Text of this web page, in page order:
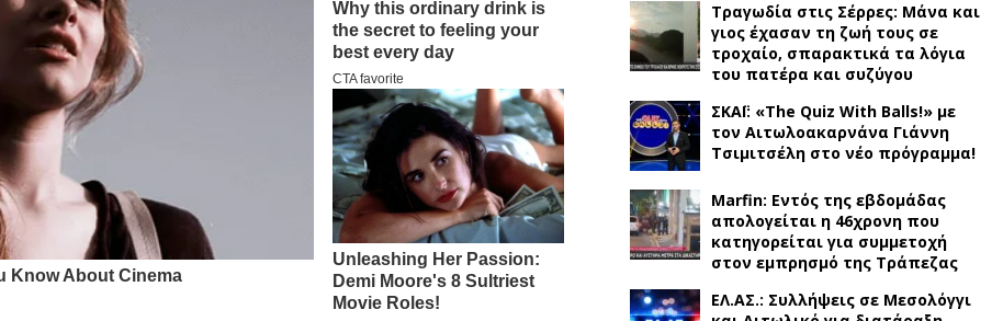
Τραγωδία στις Σέρρες: Μάνα και
γιος έχασαν τη ζωή τους σε
τροχαίο, σπαρακτικά τα λόγια
του πατέρα και συζύγου
ΣΚΑΪ: «The Quiz With Balls!» με
τον Αιτωλοακαρνάνα Γιάννη
Τσιμιτσέλη στο νέο πρόγραμμα!
Marfin: Εντός της εβδομάδας
απολογείται η 46χρονη που
κατηγορείται για συμμετοχή
στον εμπρησμό της Τράπεζας
ΕΛ.ΑΣ.: Συλλήψεις σε Μεσολόγγι